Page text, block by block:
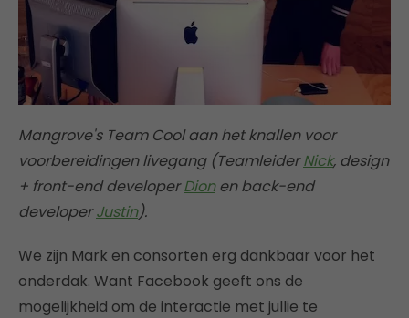
Mangrove's Team Cool aan het knallen voor
voorbereidingen livegang (TeamleiderNick, design
+ front-end developerDionen back-end
developerJustin).
We zijn Mark en consorten erg dankbaar voor het
onderdak. Want Facebook geeft ons de
mogelijkheid om de interactie met jullie te